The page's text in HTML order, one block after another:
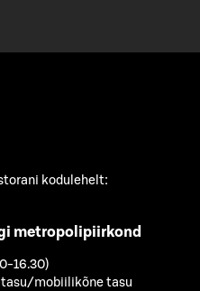
kodulehelt:
metropolipiirkond
16.30)
mobiilikõne tasu